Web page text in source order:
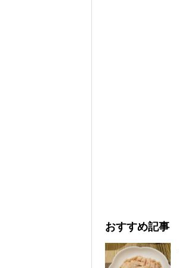
おすすめ記事